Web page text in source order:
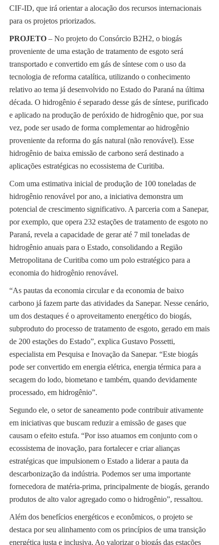
CIF-ID, que irá orientar a alocação dos recursos internacionais
para os projetos priorizados.
PROJETO– No projeto do Consórcio B2H2, o biogás
proveniente de uma estação de tratamento de esgoto será
transportado e convertido em gás de síntese com o uso da
tecnologia de reforma catalítica, utilizando o conhecimento
relativo ao tema já desenvolvido no Estado do Paraná na última
década. O hidrogênio é separado desse gás de síntese, purificado
e aplicado na produção de peróxido de hidrogênio que, por sua
vez, pode ser usado de forma complementar ao hidrogênio
proveniente da reforma do gás natural (não renovável). Esse
hidrogênio de baixa emissão de carbono será destinado a
aplicações estratégicas no ecossistema de Curitiba.
Com uma estimativa inicial de produção de 100 toneladas de
hidrogênio renovável por ano, a iniciativa demonstra um
potencial de crescimento significativo. A parceria com a Sanepar,
por exemplo, que opera 232 estações de tratamento de esgoto no
Paraná, revela a capacidade de gerar até 7 mil toneladas de
hidrogênio anuais para o Estado, consolidando a Região
Metropolitana de Curitiba como um polo estratégico para a
economia do hidrogênio renovável.
“As pautas da economia circular e da economia de baixo
carbono já fazem parte das atividades da Sanepar. Nesse cenário,
um dos destaques é o aproveitamento energético do biogás,
subproduto do processo de tratamento de esgoto, gerado em mais
de 200 estações do Estado”, explica Gustavo Possetti,
especialista em Pesquisa e Inovação da Sanepar. “Este biogás
pode ser convertido em energia elétrica, energia térmica para a
secagem do lodo, biometano e também, quando devidamente
processado, em hidrogênio”.
Segundo ele, o setor de saneamento pode contribuir ativamente
em iniciativas que buscam reduzir a emissão de gases que
causam o efeito estufa. “Por isso atuamos em conjunto com o
ecossistema de inovação, para fortalecer e criar alianças
estratégicas que impulsionem o Estado a liderar a pauta da
descarbonização da indústria. Podemos ser uma importante
fornecedora de matéria-prima, principalmente de biogás, gerando
produtos de alto valor agregado como o hidrogênio”, ressaltou.
Além dos benefícios energéticos e econômicos, o projeto se
destaca por seu alinhamento com os princípios de uma transição
energética justa e inclusiva. Ao valorizar o biogás das estações